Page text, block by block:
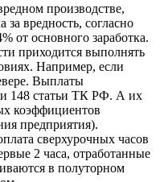
производстве,
за вредность, согласно
от основного заработка.
приходится выполнять
Например, если
Выплаты
148 статьи ТК РФ. А их
коэффициентов
предприятия).
сверхурочных часов
2 часа, отработанные
в полуторном